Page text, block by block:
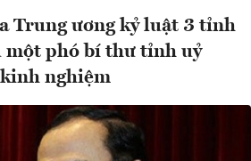
Trung ương kỷ luật 3 tỉnh
một phó bí thư tỉnh uỷ
nghiệm